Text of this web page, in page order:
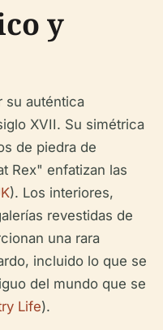
y
su auténtica
XVII. Su simétrica
de piedra de
Rex" enfatizan las
). Los interiores,
revestidas de
una rara
incluido lo que se
del mundo que se
Life).